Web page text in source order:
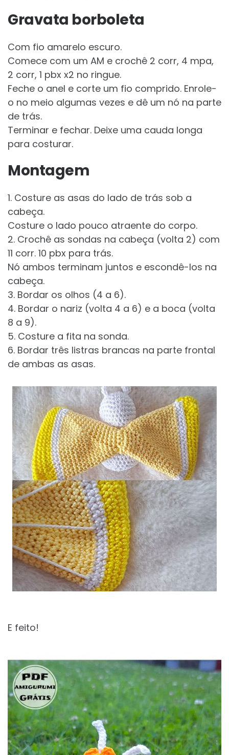
Gravata borboleta
Com fio amarelo escuro.
Comece com um AM e crochê 2 corr, 4 mpa,
2 corr, 1 pbx x2 no ringue.
Feche o anel e corte um fio comprido. Enrole-
o no meio algumas vezes e dê um nó na parte
de trás.
Terminar e fechar. Deixe uma cauda longa
para costurar.
Montagem
1. Costure as asas do lado de trás sob a
cabeça.
Costure o lado pouco atraente do corpo.
2. Crochê as sondas na cabeça (volta 2) com
11 corr. 10 pbx para trás.
Nó ambos terminam juntos e escondê-los na
cabeça.
3. Bordar os olhos (4 a 6).
4. Bordar o nariz (volta 4 a 6) e a boca (volta
8 a 9).
5. Costure a fita na sonda.
6. Bordar três listras brancas na parte frontal
de ambas as asas.
E feito!